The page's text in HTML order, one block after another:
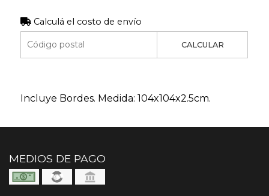
Calculá el costo de envío
CALCULAR
Incluye Bordes. Medida: 104x104x2.5cm.
MEDIOS DE PAGO